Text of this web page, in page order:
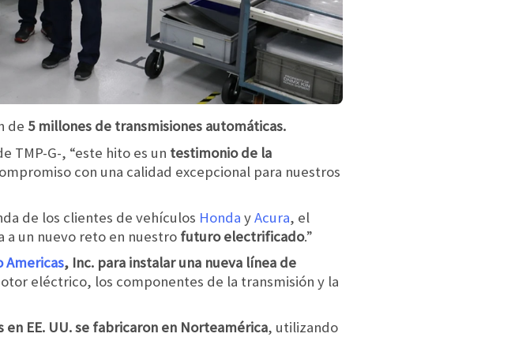
de 5 millones de transmisiones automáticas.
TMP-G-, “este hito es un testimonio de la
con una calidad excepcional para nuestros
de los clientes de vehículos Honda yAcura, el
un nuevo reto en nuestro futuro electrificado.”
Americas, Inc. para instalar una nueva línea de
eléctrico, los componentes de la transmisión y la
en EE. UU. se fabricaron en Norteamérica, utilizando